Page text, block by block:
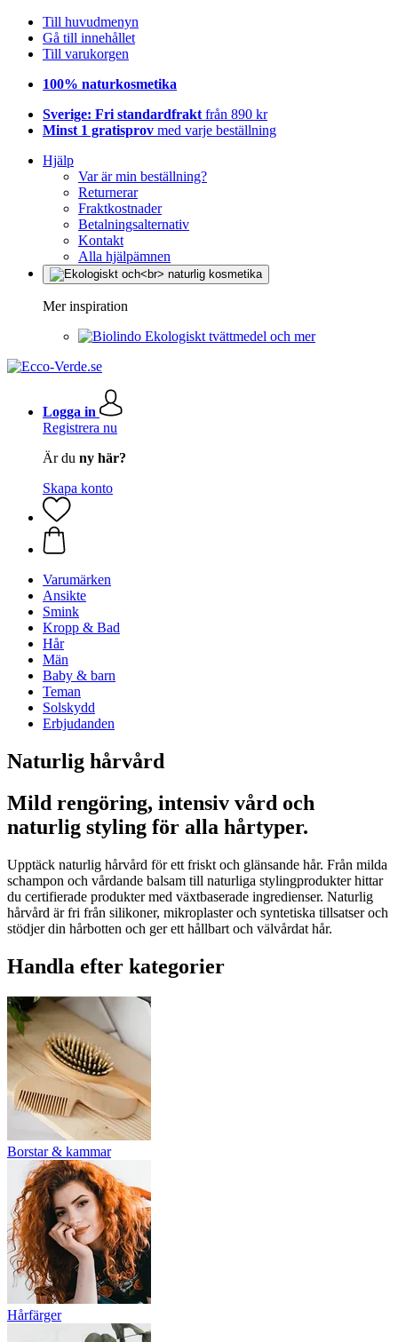
Till huvudmenyn
Gå till innehållet
Till varukorgen
100% naturkosmetika
Sverige: Fri standardfrakt från 890 kr
Minst 1 gratisprov med varje beställning
Hjälp
Var är min beställning?
Returnerar
Fraktkostnader
Betalningsalternativ
Kontakt
Alla hjälpämnen
Mer inspiration
Ekologiskt tvättmedel och mer
Logga in
Registrera nu
Är du ny här?
Skapa konto
Varumärken
Ansikte
Smink
Kropp & Bad
Hår
Män
Baby & barn
Teman
Solskydd
Erbjudanden
Naturlig hårvård
Mild rengöring, intensiv vård och
naturlig styling för alla hårtyper.
Upptäck naturlig hårvård för ett friskt och glänsande hår. Från milda
schampon och vårdande balsam till naturliga stylingprodukter hittar
du certifierade produkter med växtbaserade ingredienser. Naturlig
hårvård är fri från silikoner, mikroplaster och syntetiska tillsatser och
stödjer din hårbotten och ger ett hållbart och välvårdat hår.
Handla efter kategorier
Borstar & kammar
Hårfärger